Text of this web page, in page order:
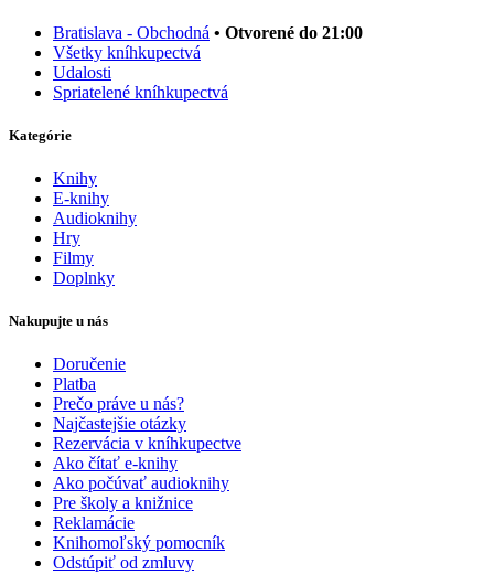
Bratislava - Obchodná • Otvorené do 21:00
Všetky kníhkupectvá
Udalosti
Spriatelené kníhkupectvá
Kategórie
Knihy
E-knihy
Audioknihy
Hry
Filmy
Doplnky
Nakupujte u nás
Doručenie
Platba
Prečo práve u nás?
Najčastejšie otázky
Rezervácia v kníhkupectve
Ako čítať e-knihy
Ako počúvať audioknihy
Pre školy a knižnice
Reklamácie
Knihomoľský pomocník
Odstúpiť od zmluvy